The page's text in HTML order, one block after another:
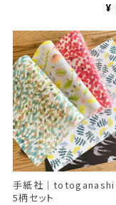
¥
手紙社｜totoganashi
5柄セット